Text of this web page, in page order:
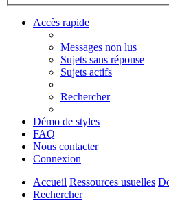
Accès rapide
Messages non lus
Sujets sans réponse
Sujets actifs
Rechercher
Démo de styles
FAQ
Nous contacter
Connexion
Accueil Ressources usuelles
Rechercher